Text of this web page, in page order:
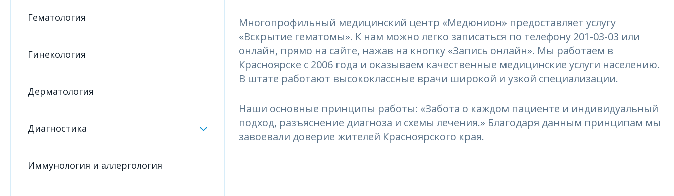
Гематология
Гинекология
Дерматология
Диагностика
Иммунология и аллергология
Многопрофильный медицинский центр «Медюнион» предоставляет услугу
«Вскрытие гематомы». К нам можно легко записаться по телефону 201-03-03 или
онлайн, прямо на сайте, нажав на кнопку «Запись онлайн». Мы работаем в
Красноярске с 2006 года и оказываем качественные медицинские услуги населению.
В штате работают высококлассные врачи широкой и узкой специализации.
Наши основные принципы работы: «Забота о каждом пациенте и индивидуальный
подход, разъяснение диагноза и схемы лечения.» Благодаря данным принципам мы
завоевали доверие жителей Красноярского края.